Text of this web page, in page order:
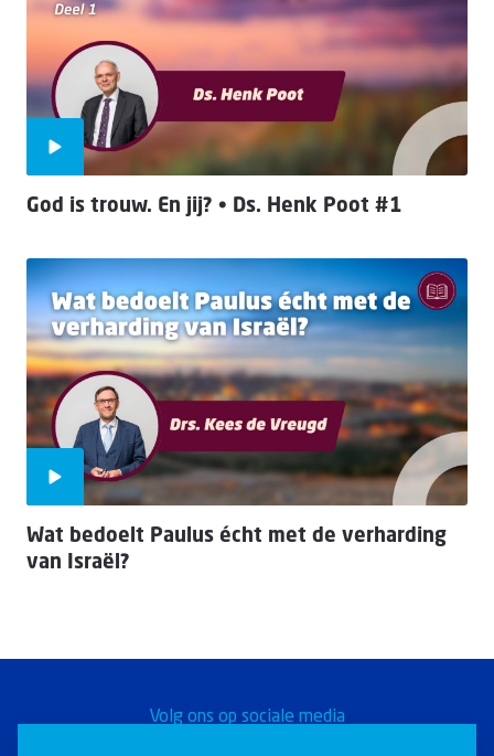
God is trouw. En jij? • Ds. Henk Poot #1
Wat bedoelt Paulus écht met de verharding
van Israël?
Volg ons op sociale media